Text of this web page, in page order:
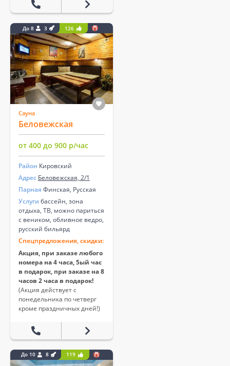
До 8 3 126
Сауна
Беловежская
от 400 до 900 р/час
Район Кировский
Адрес Беловежская, 2/1
Парная Финская, Русская
Услуги бассейн, зона
отдыха, ТВ, можно париться
с веником, обливное ведро,
русский бильярд
Спецпредложения, скидки:
Акция, при заказе любого
номера на 4 часа, 5ый час
в подарок, при заказе на 8
часов 2 часа в подарок!
(Акция действует с
понедельника по четверг
кроме праздничных дней!)
До 10 8 119